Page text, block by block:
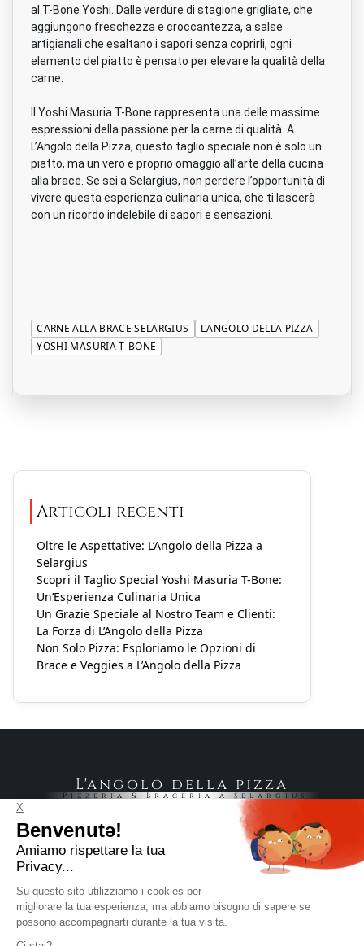
al T-Bone Yoshi. Dalle verdure di stagione grigliate, che
aggiungono freschezza e croccantezza, a salse
artigianali che esaltano i sapori senza coprirli, ogni
elemento del piatto è pensato per elevare la qualità della
carne.
Il Yoshi Masuria T-Bone rappresenta una delle massime
espressioni della passione per la carne di qualità. A
L’Angolo della Pizza, questo taglio speciale non è solo un
piatto, ma un vero e proprio omaggio all’arte della cucina
alla brace. Se sei a Selargius, non perdere l’opportunità di
vivere questa esperienza culinaria unica, che ti lascerà
con un ricordo indelebile di sapori e sensazioni.
CARNE ALLA BRACE SELARGIUS
L'ANGOLO DELLA PIZZA
YOSHI MASURIA T-BONE
Articoli recenti
Oltre le Aspettative: L’Angolo della Pizza a
Selargius
Scopri il Taglio Special Yoshi Masuria T-Bone:
Un’Esperienza Culinaria Unica
Un Grazie Speciale al Nostro Team e Clienti:
La Forza di L’Angolo della Pizza
Non Solo Pizza: Esploriamo le Opzioni di
Brace e Veggies a L’Angolo della Pizza
L'angolo della pizza
Pizzeria & Braceria a Selargius
Via Trieste, 84 09047 Selargius CA